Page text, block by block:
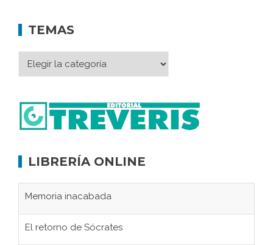
TEMAS
LIBRERÍA ONLINE
Memoria inacabada
El retorno de Sócrates